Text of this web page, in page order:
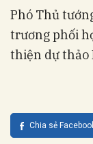
Phó Thủ
trương phối
thiện dự
Chia sẻ